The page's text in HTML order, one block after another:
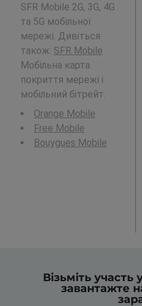
SFR Mobile 2G, 3G, 4G
та 5G мобільної
мережі. Дивіться
також: SFR Mobile
Мобільна карта
покриття мережі і
мобільний бітрейт.
Orange Mobile
Free Mobile
Bouygues Mobile
Візьміть участь
завантажте